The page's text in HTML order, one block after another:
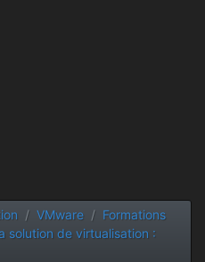
VMware
Formations
solution de virtualisation :